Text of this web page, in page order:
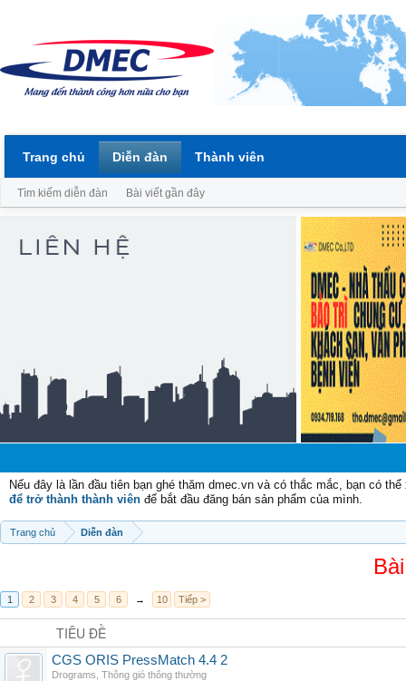
Nếu đây là lần đầu tiên bạn ghé thăm dmec.vn và có thắc mắc, bạn có
để trở thành thành viên để bắt đầu đăng bán sản phẩm của mình.
Trang chủ Diễn đàn
1 2 3 4 5 6 → 10 Tiếp >
TIÊU ĐỀ
CGS ORIS PressMatch 4.4 2
Drograms Thông gió thông thường
Trang chủ Diễn đàn
Tìm kiếm diễn đàn Bài viết gần đây
Thành viên